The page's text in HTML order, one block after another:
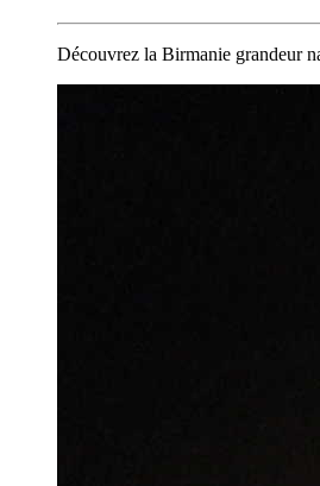
Découvrez la Birmanie grandeur